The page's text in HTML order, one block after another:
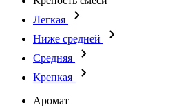
Легкая
Ниже средней
Средняя
Крепкая
Аромат